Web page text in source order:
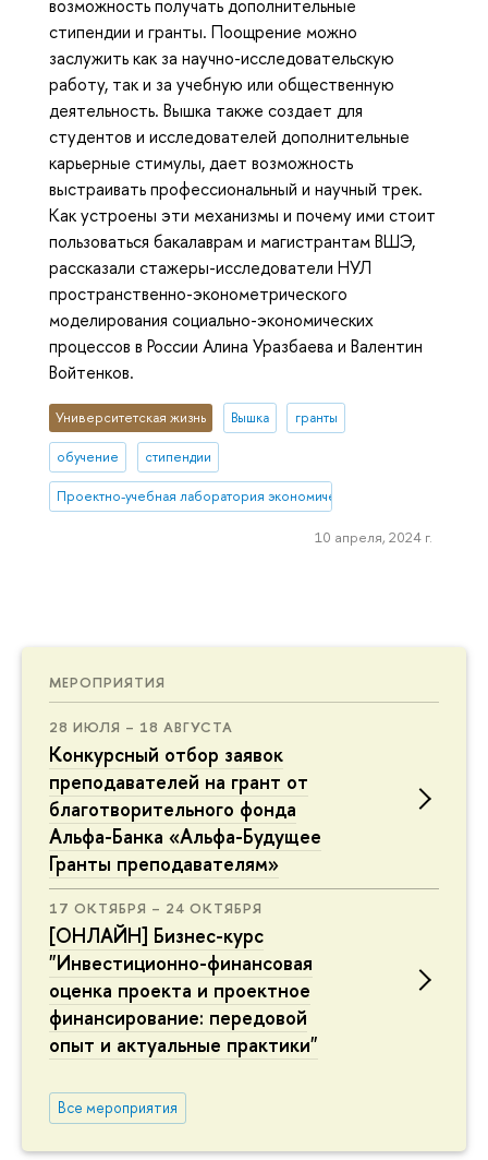
МЕРОПРИЯТИЯ
28 ИЮЛЯ – 18 АВГУСТА
Конкурсный отбор заявок
преподавателей на грант от
благотворительного фонда
Альфа-Банка «Альфа-Будущее
Гранты преподавателям»
17 ОКТЯБРЯ – 24 ОКТЯБРЯ
[ОНЛАЙН] Бизнес-курс
"Инвестиционно-финансовая
оценка проекта и проектное
финансирование: передовой
опыт и актуальные практики"
Все мероприятия
возможность получать дополнительные
стипендии и гранты. Поощрение можно
заслужить как за научно-исследовательскую
работу, так и за учебную или общественную
деятельность. Вышка также создает для
студентов и исследователей дополнительные
карьерные стимулы, дает возможность
выстраивать профессиональный и научный трек.
Как устроены эти механизмы и почему ими стоит
пользоваться бакалаврам и магистрантам ВШЭ,
рассказали стажеры-исследователи НУЛ
пространственно-эконометрического
моделирования социально-экономических
процессов в России Алина Уразбаева и Валентин
Войтенков.
Университетская жизнь Вышка гранты
обучение стипендии
Проектно-учебная лаборатория экономической журналистики
10 апреля, 2024 г.